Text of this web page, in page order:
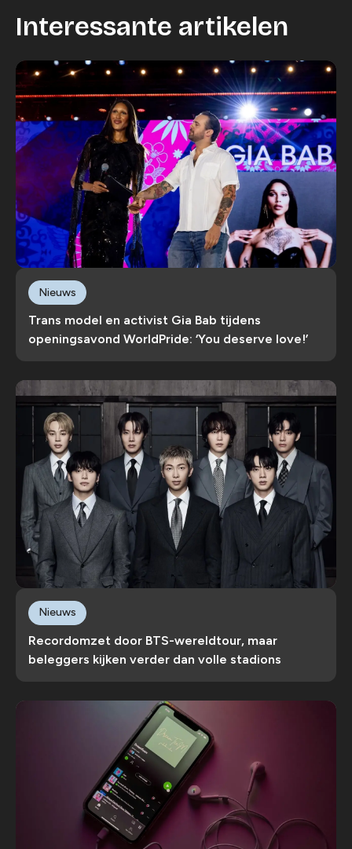
Interessante artikelen
Trans model en activist Gia Bab tijdens
openingsavond WorldPride: ‘You deserve love!’
Nieuws
Recordomzet door BTS-wereldtour, maar
beleggers kijken verder dan volle stadions
Nieuws